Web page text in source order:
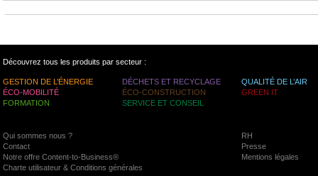
Découvrez tous les produits par secteur :
GESTION DE L’ÉNERGIE DÉCHETS ET RECYCLAGE
QUALITÉ DE L’AIR
ÉCO-MOBILITÉ
ÉCO-CONSTRUCTION
GREEN IT
FORMATION
SERVICE ET CONSEIL
Qui sommes nous ?
RH
Contact
Presse
Notre offre Content-to-Business®
Mentions légales
Charte utilisateur & Conditions générales